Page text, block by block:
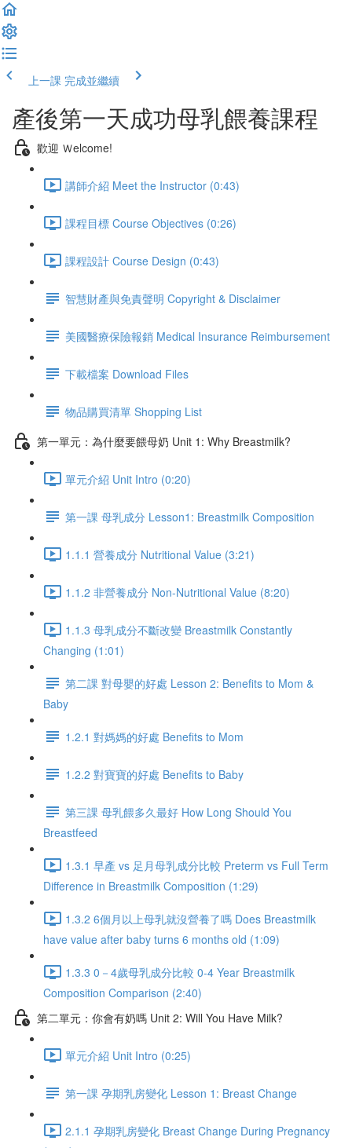
上一課 完成並繼續
產後第一天成功母乳餵養課程
歡迎 Ｗelcome!
講師介紹 Meet the Instructor (0:43)
課程目標 Course Objectives (0:26)
課程設計 Course Design (0:43)
智慧財產與免責聲明 Copyright & Disclaimer
美國醫療保險報銷 Medical Insurance Reimbursement
下載檔案 Download Files
物品購買清單 Shopping List
第一單元：為什麼要餵母奶 Unit 1: Why Breastmilk?
單元介紹 Unit Intro (0:20)
第一課 母乳成分 Lesson1: Breastmilk Composition
1.1.1 營養成分 Nutritional Value (3:21)
1.1.2 非營養成分 Non-Nutritional Value (8:20)
1.1.3 母乳成分不斷改變 Breastmilk Constantly
Changing (1:01)
第二課 對母嬰的好處 Lesson 2: Benefits to Mom &
Baby
1.2.1 對媽媽的好處 Benefits to Mom
1.2.2 對寶寶的好處 Benefits to Baby
第三課 母乳餵多久最好 How Long Should You
Breastfeed
1.3.1 早產 vs 足月母乳成分比較 Preterm vs Full Term
Difference in Breastmilk Composition (1:29)
1.3.2 6個月以上母乳就沒營養了嗎 Does Breastmilk
have value after baby turns 6 months old (1:09)
1.3.3 0－4歲母乳成分比較 0-4 Year Breastmilk
Composition Comparison (2:40)
第二單元：你會有奶嗎 Unit 2: Will You Have Milk?
單元介紹 Unit Intro (0:25)
第一課 孕期乳房變化 Lesson 1: Breast Change
2.1.1 孕期乳房變化 Breast Change During Pregnancy